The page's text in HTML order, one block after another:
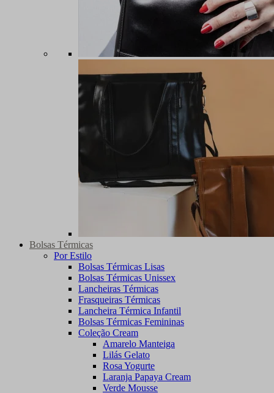
Bolsas Térmicas
Por Estilo
Bolsas Térmicas Lisas
Bolsas Térmicas Unissex
Lancheiras Térmicas
Frasqueiras Térmicas
Lancheira Térmica Infantil
Bolsas Térmicas Femininas
Coleção Cream
Amarelo Manteiga
Lilás Gelato
Rosa Yogurte
Laranja Papaya Cream
Verde Mousse